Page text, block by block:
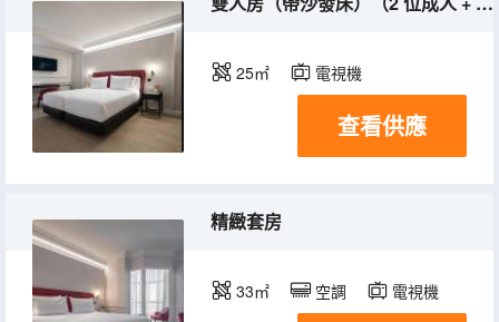
25㎡ 電視機
查看供應
精緻套房
33㎡ 空調 電視機